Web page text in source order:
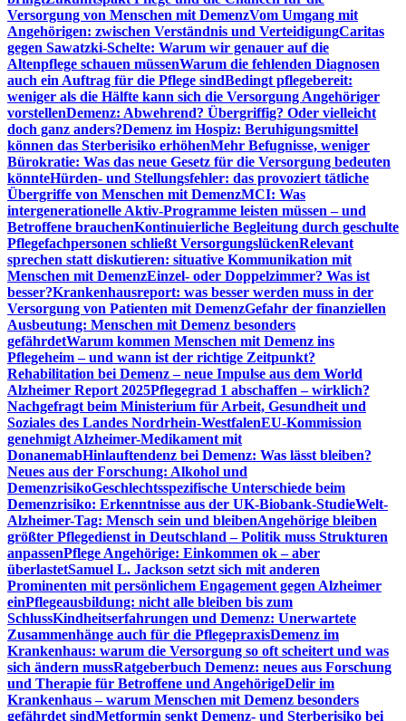
Versorgung von Menschen mit DemenzVom Umgang mit
Angehörigen: zwischen Verständnis und VerteidigungCaritas
gegen Sawatzki-Schelte: Warum wir genauer auf die
Altenpflege schauen müssenWarum die fehlenden Diagnosen
auch ein Auftrag für die Pflege sindBedingt pflegebereit:
weniger als die Hälfte kann sich die Versorgung Angehöriger
vorstellenDemenz: Abwehrend? Übergriffig? Oder vielleicht
doch ganz anders?Demenz im Hospiz: Beruhigungsmittel
können das Sterberisiko erhöhenMehr Befugnisse, weniger
Bürokratie: Was das neue Gesetz für die Versorgung bedeuten
könnteHürden- und Stellungsfehler: das provoziert tätliche
Übergriffe von Menschen mit DemenzMCI: Was
intergenerationelle Aktiv-Programme leisten müssen – und
Betroffene brauchenKontinuierliche Begleitung durch geschulte
Pflegefachpersonen schließt VersorgungslückenRelevant
sprechen statt diskutieren: situative Kommunikation mit
Menschen mit DemenzEinzel- oder Doppelzimmer? Was ist
besser?Krankenhausreport: was besser werden muss in der
Versorgung von Patienten mit DemenzGefahr der finanziellen
Ausbeutung: Menschen mit Demenz besonders
gefährdetWarum kommen Menschen mit Demenz ins
Pflegeheim – und wann ist der richtige Zeitpunkt?
Rehabilitation bei Demenz – neue Impulse aus dem World
Alzheimer Report 2025Pflegegrad 1 abschaffen – wirklich?
Nachgefragt beim Ministerium für Arbeit, Gesundheit und
Soziales des Landes Nordrhein-WestfalenEU-Kommission
genehmigt Alzheimer-Medikament mit
DonanemabHinlauftendenz bei Demenz: Was lässt bleiben?
Neues aus der Forschung: Alkohol und
DemenzrisikoGeschlechtsspezifische Unterschiede beim
Demenzrisiko: Erkenntnisse aus der UK-Biobank-StudieWelt-
Alzheimer-Tag: Mensch sein und bleibenAngehörige bleiben
größter Pflegedienst in Deutschland – Politik muss Strukturen
anpassenPflege Angehörige: Einkommen ok – aber
überlastetSamuel L. Jackson setzt sich mit anderen
Prominenten mit persönlichem Engagement gegen Alzheimer
einPflegeausbildung: nicht alle bleiben bis zum
SchlussKindheitserfahrungen und Demenz: Unerwartete
Zusammenhänge auch für die PflegepraxisDemenz im
Krankenhaus: warum die Versorgung so oft scheitert und was
sich ändern mussRatgeberbuch Demenz: neues aus Forschung
und Therapie für Betroffene und AngehörigeDelir im
Krankenhaus – warum Menschen mit Demenz besonders
gefährdet sindMetformin senkt Demenz- und Sterberisiko bei